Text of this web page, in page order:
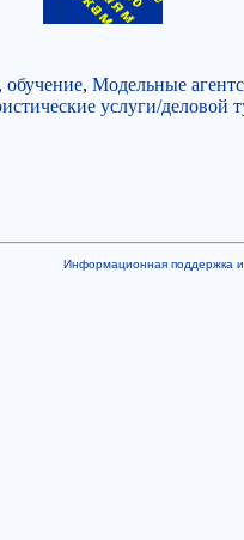
, Модельные
услуги/деловой
Информационная поддержка